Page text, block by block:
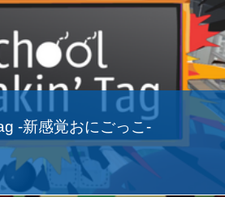
-新感覚おにごっこ-